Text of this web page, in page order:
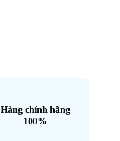
Hàng chính hãng
100%